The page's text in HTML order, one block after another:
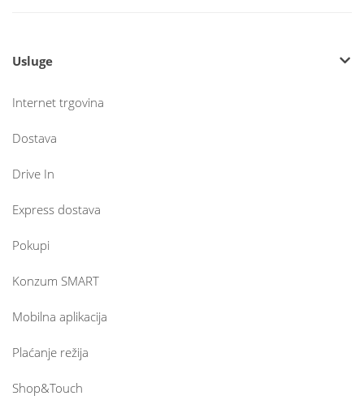
Usluge
Internet trgovina
Dostava
Drive In
Express dostava
Pokupi
Konzum SMART
Mobilna aplikacija
Plaćanje režija
Shop&Touch